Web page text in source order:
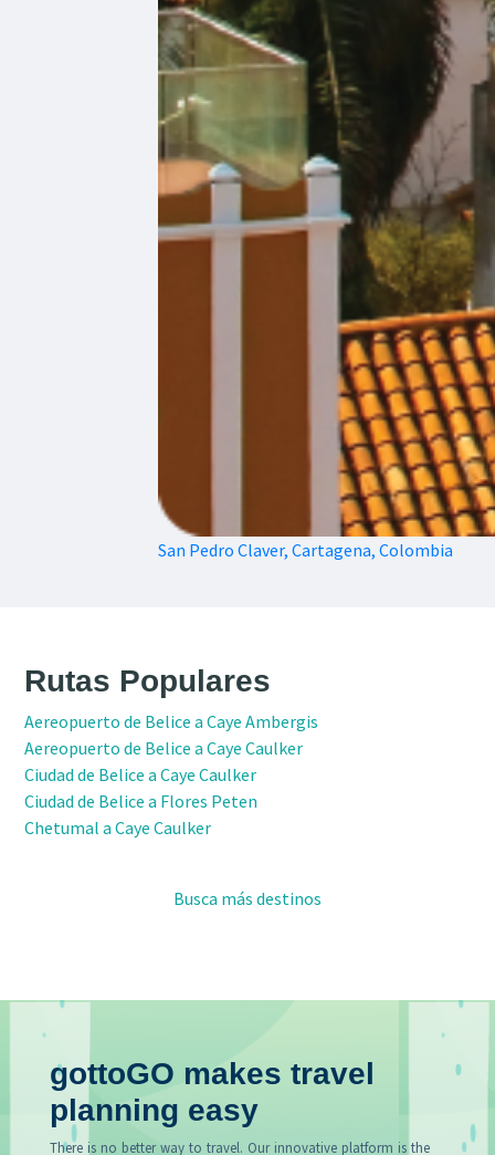
San Pedro Claver, Cartagena, Colombia
Rutas Populares
Aereopuerto de Belice a Caye Ambergis
Aereopuerto de Belice a Caye Caulker
Ciudad de Belice a Caye Caulker
Ciudad de Belice a Flores Peten
Chetumal a Caye Caulker
Busca más destinos
gottoGO makes travel
planning easy
There is no better way to travel. Our innovative platform is the